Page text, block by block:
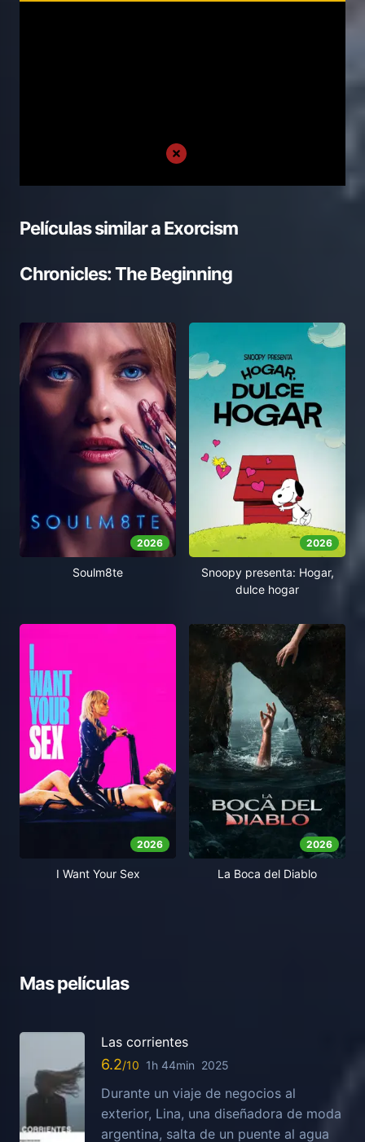
Películas similar aExorcism
Chronicles: The Beginning
2026
Soulm8te
2026
Snoopy presenta: Hogar,
dulce hogar
2026
I Want Your Sex
2026
La Boca del Diablo
Mas películas
Las corrientes
6.2 1h 44min 2025
Durante un viaje de negocios al
exterior, Lina, una diseñadora de moda
argentina, salta de un puente al agua